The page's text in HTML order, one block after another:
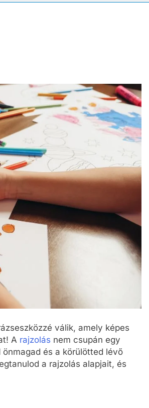
válik, amely képes
A rajzolás nem csupán egy
és a körülötted lévő
a rajzolás alapjait, és